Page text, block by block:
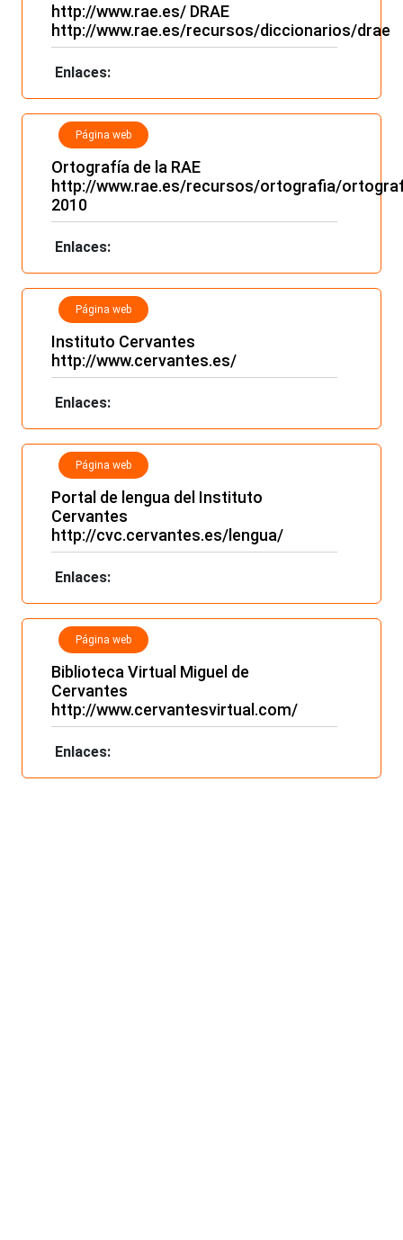
http://www.rae.es/ DRAE
http://www.rae.es/recursos/diccionarios/drae
Enlaces:
Página web
Ortografía de la RAE
http://www.rae.es/recursos/ortografia/
2010
Enlaces:
Página web
Instituto Cervantes
http://www.cervantes.es/
Enlaces:
Página web
Portal de lengua del Instituto
Cervantes
http://cvc.cervantes.es/lengua/
Enlaces:
Página web
Biblioteca Virtual Miguel de
Cervantes
http://www.cervantesvirtual.com/
Enlaces: